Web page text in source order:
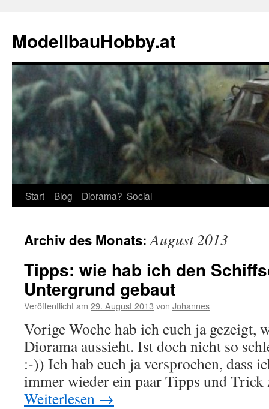
springen
ModellbauHobby.at
Start Blog Diorama? Social
Archiv des Monats:August 2013
Tipps: wie hab ich den
Untergrund gebaut
Veröffentlicht am 29. August 2013 von Johannes
Vorige Woche hab ich euch ja gezeigt,
Diorama aussieht. Ist doch nicht so
:-)) Ich hab euch ja versprochen, dass
immer wieder ein paar Tipps und
Weiterlesen →